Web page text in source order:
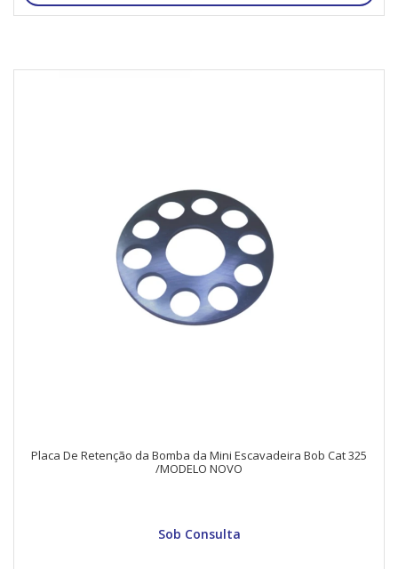
Placa De Retenção da Bomba da Mini Escavadeira Bob Cat 325
/MODELO NOVO
Sob Consulta